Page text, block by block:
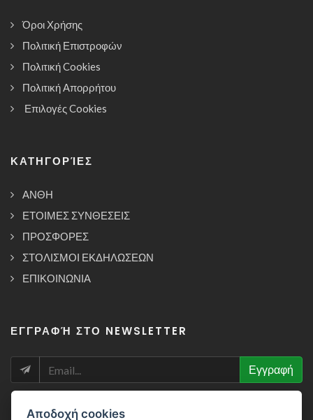
Όροι Χρήσης
Πολιτική Επιστροφών
Πολιτική Cookies
Πολιτική Απορρήτου
Επιλογές Cookies
ΚΑΤΗΓΟΡΊΕΣ
ΑΝΘΗ
ΕΤΟΙΜΕΣ ΣΥΝΘΕΣΕΙΣ
ΠΡΟΣΦΟΡΕΣ
ΣΤΟΛΙΣΜΟΙ ΕΚΔΗΛΩΣΕΩΝ
ΕΠΙΚΟΙΝΩΝΙΑ
ΕΓΓΡΑΦΉ ΣΤΟ NEWSLETTER
NEWSLETTER
Εγγραφή
Αποδοχή cookies